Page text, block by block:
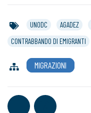
UNODC AGADEZ
CONTRABBANDO DI EMIGRANTI
MIGRAZIONI